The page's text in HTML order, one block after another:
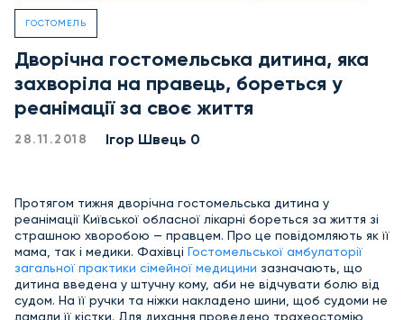
ГОСТОМЕЛЬ
Дворічна гостомельська дитина, яка
захворіла на правець, бореться у
реанімації за своє життя
28.11.2018 Ігор Швець 0
Протягом тижня дворічна гостомельська дитина у
реанімації Київської обласної лікарні бореться за життя зі
страшною хворобою — правцем. Про це повідомляють як її
мама, так і медики. Фахівці Гостомельської амбулаторії
загальної практики сімейної медицини зазначають, що
дитина введена у штучну кому, аби не відчувати болю від
судом. На її ручки та ніжки накладено шини, щоб судоми не
ламали її кістки. Для дихання проведено трахеостомію